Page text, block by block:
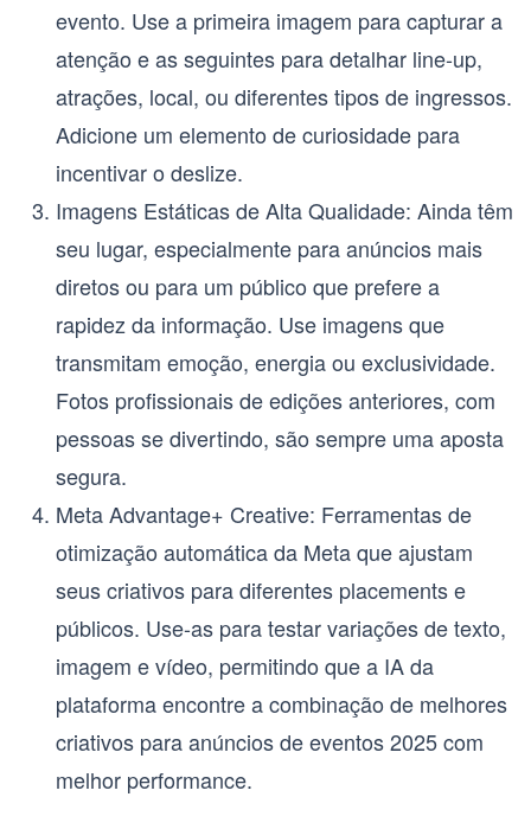
evento. Use a primeira imagem para capturar a
atenção e as seguintes para detalhar line-up,
atrações, local, ou diferentes tipos de ingressos.
Adicione um elemento de curiosidade para
incentivar o deslize.
Imagens Estáticas de Alta Qualidade: Ainda têm
seu lugar, especialmente para anúncios mais
diretos ou para um público que prefere a
rapidez da informação. Use imagens que
transmitam emoção, energia ou exclusividade.
Fotos profissionais de edições anteriores, com
pessoas se divertindo, são sempre uma aposta
segura.
Meta Advantage+ Creative: Ferramentas de
otimização automática da Meta que ajustam
seus criativos para diferentes placements e
públicos. Use-as para testar variações de texto,
imagem e vídeo, permitindo que a IA da
plataforma encontre a combinação de melhores
criativos para anúncios de eventos 2025com
melhor performance.